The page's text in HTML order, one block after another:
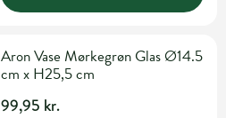
Aron Vase Mørkegrøn Glas Ø14.5
cm x H25,5 cm
99,95 kr.